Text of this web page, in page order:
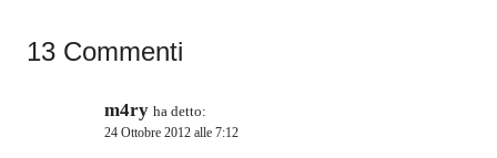
13 Commenti
m4ry ha detto:
24 Ottobre 2012 alle 7:12